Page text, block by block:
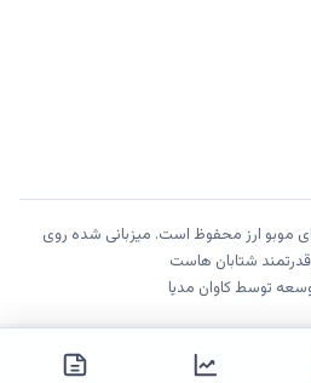
حقوق برای موبو ارز محفوظ است. میزبانی شده روی
شتابان هاست
توسطکاوان مدیا